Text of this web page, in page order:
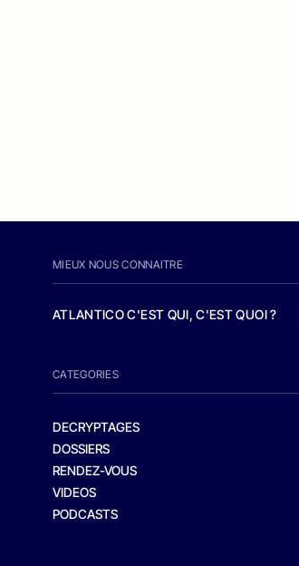
MIEUX NOUS CONNAITRE
ATLANTICO C'EST QUI, C'EST QUOI ?
CATEGORIES
DECRYPTAGES
DOSSIERS
RENDEZ-VOUS
VIDEOS
PODCASTS